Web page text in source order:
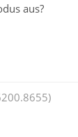
aus?